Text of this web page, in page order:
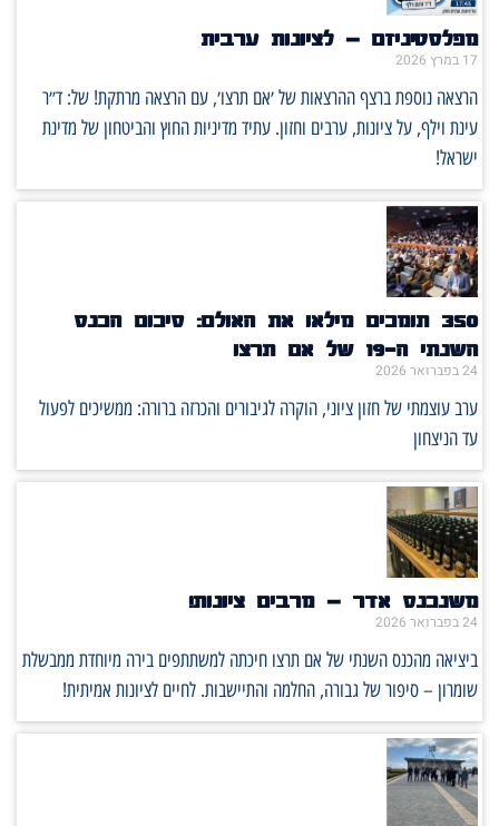
מפלסטיניזם – לציונות ערבית
17 במרץ 2026
הרצאה נוספת ברצף ההרצאות של ׳אם תרצו׳, עם הרצאה מרתקת! של: ד״ר
עינת וילף, על ציונות, ערבים וחזון. עתיד מדיניות החוץ והביטחון של מדינת
ישראל!
350 תומכים מילאו את האולם: סיכום הכנס
השנתי ה־19 של אם תרצו
24 בפברואר 2026
ערב עוצמתי של חזון ציוני, הוקרה לגיבורים והכרזה ברורה: ממשיכים לפעול
עד הניצחון
משנכנס אדר – מרבים ציונות!
24 בפברואר 2026
ביציאה מהכנס השנתי של אם תרצו חיכתה למשתתפים בירה מיוחדת ממבשלת
שומרון – סיפור של גבורה, החלמה והתיישבות. לחיים לציונות אמיתית!